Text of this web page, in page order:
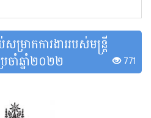
រាកការងាររបស់មន្ត្រី
ចាំឆ្នាំ២០២២
771